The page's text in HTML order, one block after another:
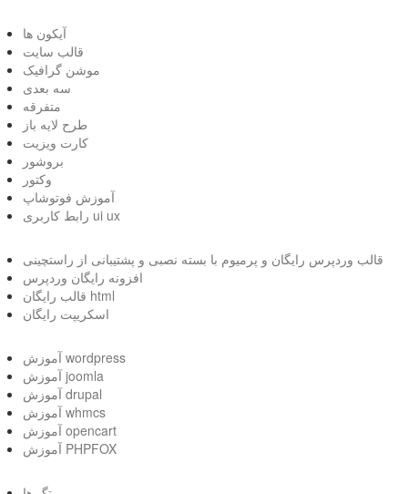
آیکون ها
قالب سایت
موشن گرافیک
سه بعدی
متفرقه
طرح لایه باز
کارت ویزیت
بروشور
وکتور
آموزش فوتوشاپ
رابط کاربری ui ux
قالب وردپرس رایگان و پرمیوم با بسته نصبی و پشتیبانی از راستچینی
افزونه رایگان وردپرس
قالب رایگان html
اسکریپت رایگان
آموزش wordpress
آموزش joomla
آموزش drupal
آموزش whmcs
آموزش opencart
آموزش PHPFOX